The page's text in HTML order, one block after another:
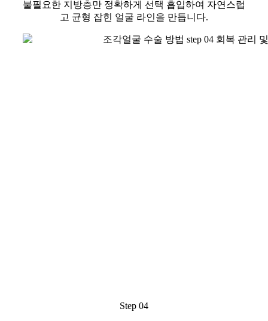
불필요한 지방층만 정확하게 선택 흡입하여 자연스럽
고 균형 잡힌 얼굴 라인을 만듭니다.
Step 04